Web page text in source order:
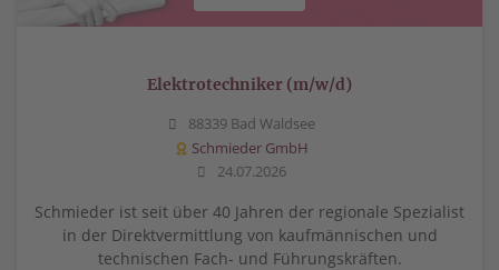
Elektrotechniker (m/w/d)
88339 Bad Waldsee
Schmieder GmbH
24.07.2026
Schmieder ist seit über 40 Jahren der regionale Spezialist
in der Direktvermittlung von kaufmännischen und
technischen Fach- und Führungskräften.